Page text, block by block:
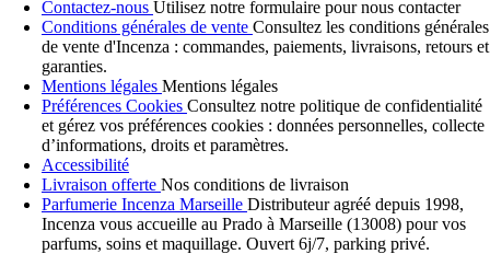
Contactez-nous Utilisez notre formulaire pour nous contacter
Conditions générales de vente Consultez les conditions générales
de vente d'Incenza : commandes, paiements, livraisons, retours et
garanties.
Mentions légales Mentions légales
Préférences Cookies Consultez notre politique de confidentialité
et gérez vos préférences cookies : données personnelles, collecte
d’informations, droits et paramètres.
Accessibilité
Livraison offerte Nos conditions de livraison
Parfumerie Incenza Marseille Distributeur agréé depuis 1998,
Incenza vous accueille au Prado à Marseille (13008) pour vos
parfums, soins et maquillage. Ouvert 6j/7, parking privé.